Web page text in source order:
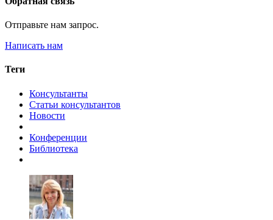
Отправьте нам запрос.
Написать нам
Теги
Консультанты
Статьи консультантов
Новости
Конференции
Библиотека